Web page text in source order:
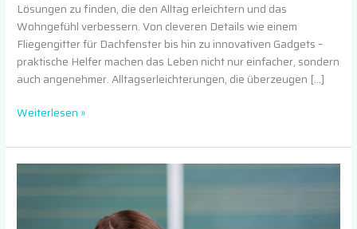
Lösungen zu finden, die den Alltag erleichtern und das
Wohngefühl verbessern. Von cleveren Details wie einem
Fliegengitter für Dachfenster bis hin zu innovativen Gadgets –
praktische Helfer machen das Leben nicht nur einfacher, sondern
auch angenehmer. Alltagserleichterungen, die überzeugen […]
Weiterlesen »